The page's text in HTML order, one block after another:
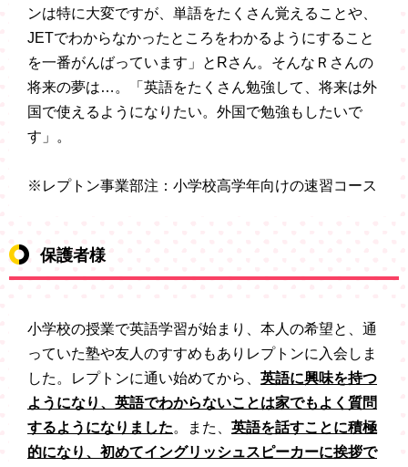
ンは特に大変ですが、単語をたくさん覚えることや、
JETでわからなかったところをわかるようにすること
を一番がんばっています」とRさん。そんなＲさんの
将来の夢は…。「英語をたくさん勉強して、将来は外
国で使えるようになりたい。外国で勉強もしたいで
す」。
※レプトン事業部注：小学校高学年向けの速習コース
保護者様
小学校の授業で英語学習が始まり、本人の希望と、通
っていた塾や友人のすすめもありレプトンに入会しま
した。レプトンに通い始めてから、 英語に興味を持つ
ようになり、英語でわからないことは家でもよく質問
するようになりました。また、 英語を話すことに積極
的になり、初めてイングリッシュスピーカーに挨拶で